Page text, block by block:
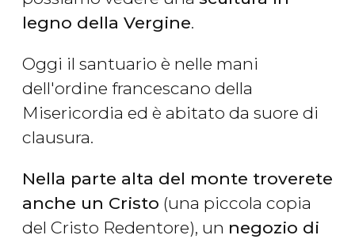
legno della Vergine.
Oggi il santuario è nelle mani
dell'ordine francescano della
Misericordia ed è abitato da suore di
clausura.
Nella parte alta del monte troverete
anche un Cristo (una piccola copia
del Cristo Redentore), un negozio di